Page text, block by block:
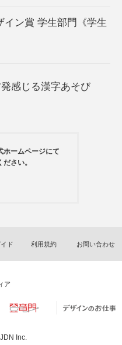
イン賞 学生部門《学生
感じる漢字あそび
ホームページにて
さい。
ド 利用規約 お問い合わせ
ア
JDN Inc.